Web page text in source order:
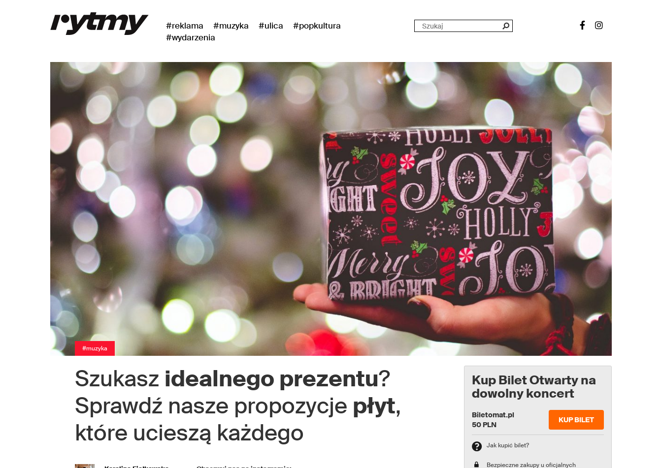
#reklama #muzyka #ulica
#popkultura
#wydarzenia
#muzyka
Szukasz idealnego prezentu?
Sprawdź nasze propozycje płyt,
które ucieszą każdego
Kup Bilet Otwarty na
dowolny koncert
Biletomat.pl
50 PLN
KUP BILET
Jak kupić bilet?
Bezpieczne zakupy u oficjalnych